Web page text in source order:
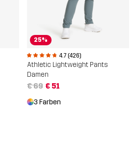
25%
4.7 (426)
Athletic Lightweight Pants
Damen
€ 69 € 51
3 Farben